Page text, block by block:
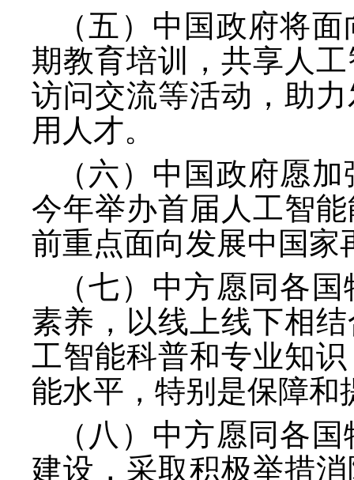
（五）中国政府将
期教育培训，共享人
访问交流等活动，助
用人才。
（六）中国政府愿
今年举办首届人工智
前重点面向发展中国家
（七）中方愿同各
素养，以线上线下相
工智能科普和专业知
能水平，特别是保障和
（八）中方愿同各
建设，采取积极举措